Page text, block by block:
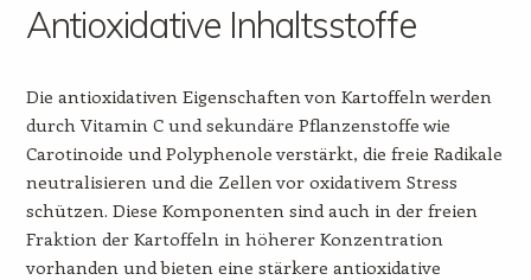
Antioxidative Inhaltsstoffe
Die antioxidativen Eigenschaften von Kartoffeln werden
durch Vitamin C und sekundäre Pflanzenstoffe wie
Carotinoide und Polyphenole verstärkt, die freie Radikale
neutralisieren und die Zellen vor oxidativem Stress
schützen. Diese Komponenten sind auch in der freien
Fraktion der Kartoffeln in höherer Konzentration
vorhanden und bieten eine stärkere antioxidative